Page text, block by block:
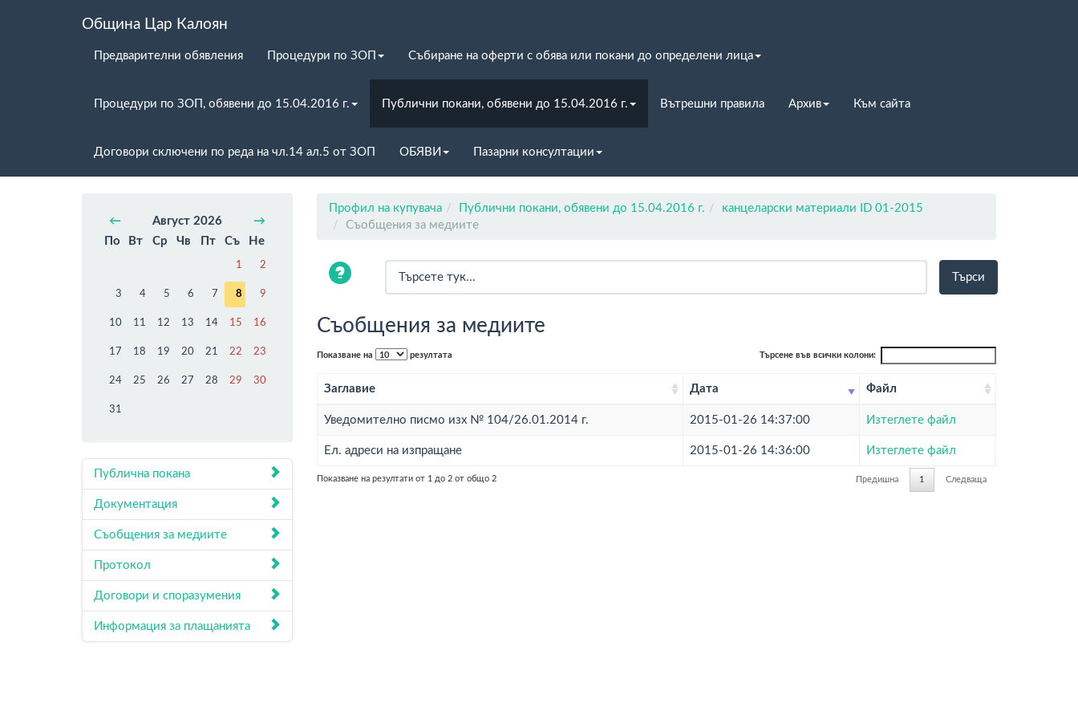
Община Цар Калоян
Предварителни обявления Процедури по ЗОП Събиране на оферти с обява или покани до определени лица
Процедури по ЗОП, обявени до 15.04.2016 г. Публични покани, обявени до 15.04.2016 г. Вътрешни правила Архив Към сайта
Договори сключени по реда на чл.14 ал.5 от ЗОП ОБЯВИ Пазарни консултации
← Август 2026
→
По
Вт Ср Чв Пт Съ Не
1 2
3 4 5 6 7 8 9
10 11 12 13 14 15 16
17 18 19 20 21 22 23
24 25 26 27 28 29 30
31
Публична покана
Документация
Съобщения за медиите
Протокол
Договори и споразумения
Информация за плащанията
Профил на купувача Публични покани, обявени до 15.04.2016 г.
канцеларски материали ID 01-2015
Съобщения за медиите
Съобщения за медиите
Показване на резултата Търсене във всички колони:
Заглавие Дата Файл
Уведомително писмо изх № 104/26.01.2014 г. 2015-01-26 14:37:00 Изтеглете файл
Ел. адреси на изпращане 2015-01-26 14:36:00 Изтеглете файл
Показване на резултати от 1 до 2 от общо 2 Предишна 1 Следваща